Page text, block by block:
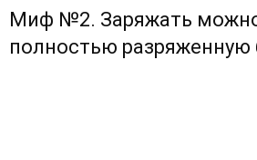
Миф №2. Заряжать
полностью разряженную